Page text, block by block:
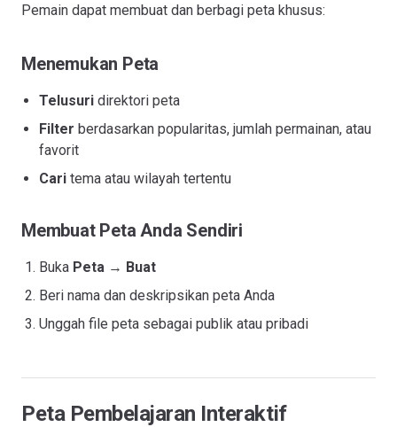
Pemain dapat membuat dan berbagi peta khusus:
Menemukan Peta
Telusuri direktori peta
Filter berdasarkan popularitas, jumlah permainan, atau
favorit
Cari tema atau wilayah tertentu
Membuat Peta Anda Sendiri
Buka Peta → Buat
Beri nama dan deskripsikan peta Anda
Unggah file peta sebagai publik atau pribadi
Peta Pembelajaran Interaktif